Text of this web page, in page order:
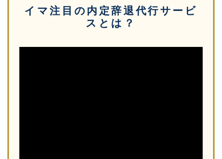
イマ注目の内定辞退代行サービ
スとは？